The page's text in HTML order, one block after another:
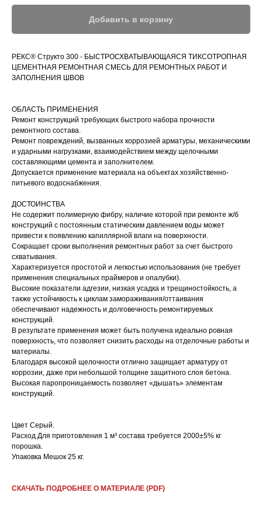
Добавить в корзину
РЕКС® Структо 300 - БЫСТРОСХВАТЫВАЮЩАЯСЯ ТИКСОТРОПНАЯ
ЦЕМЕНТНАЯ РЕМОНТНАЯ СМЕСЬ ДЛЯ РЕМОНТНЫХ РАБОТ И
ЗАПОЛНЕНИЯ ШВОВ
ОБЛАСТЬ ПРИМЕНЕНИЯ
Ремонт конструкций требующих быстрого набора прочности
ремонтного состава.
Ремонт повреждений, вызванных коррозией арматуры, механическими
и ударными нагрузками, взаимодействием между щелочными
составляющими цемента и заполнителем.
Допускается применение материала на объектах хозяйственно-
питьевого водоснабжения.
ДОСТОИНСТВА
Не содержит полимерную фибру, наличие которой при ремонте ж/б
конструкций с постоянным статическим давлением воды может
привести к появлению капиллярной влаги на поверхности.
Сокращает сроки выполнения ремонтных работ за счет быстрого
схватывания.
Характеризуется простотой и легкостью использования (не требует
применения специальных праймеров и опалубки).
Высокие показатели адгезии, низкая усадка и трещиностойкость, а
также устойчивость к циклам замораживания/оттаивания
обеспечивают надежность и долговечность ремонтируемых
конструкций.
В результате применения может быть получена идеально ровная
поверхность, что позволяет снизить расходы на отделочные работы и
материалы.
Благодаря высокой щелочности отлично защищает арматуру от
коррозии, даже при небольшой толщине защитного слоя бетона.
Высокая паропроницаемость позволяет «дышать» элементам
конструкций.
Цвет Серый.
Расход Для приготовления 1 м³ состава требуется 2000±5% кг
порошка.
Упаковка Мешок 25 кг.
СКАЧАТЬ ПОДРОБНЕЕ О МАТЕРИАЛЕ (PDF)